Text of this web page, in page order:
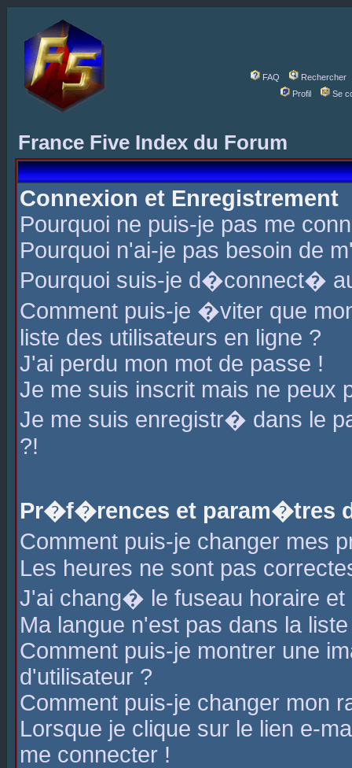
FAQ
Rechercher
Profil
Se
France Five Index du Forum
Connexion et Enregistrement
Pourquoi ne puis-je pas me
Pourquoi n'ai-je pas besoin de
Pourquoi suis-je d�connect�
Comment puis-je �viter que
liste des utilisateurs en ligne ?
J'ai perdu mon mot de passe !
Je me suis inscrit mais ne peux
Je me suis enregistr� dans le
?!
Pr�f�rences et param�tres
Comment puis-je changer mes
Les heures ne sont pas
J'ai chang� le fuseau horaire
Ma langue n'est pas dans la
Comment puis-je montrer une
d'utilisateur ?
Comment puis-je changer mon
Lorsque je clique sur le lien e-
me connecter !